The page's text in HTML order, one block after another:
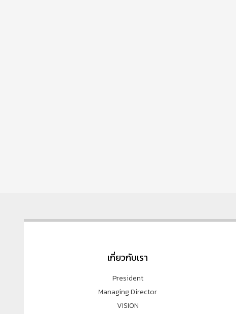
เกี่ยวกับเรา
President
Managing Director
VISION